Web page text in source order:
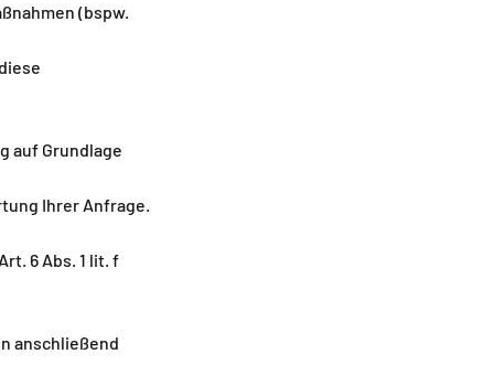
(bspw.
auf Grundlage
Ihrer Anfrage.
6 Abs. 1 lit. f
anschließend